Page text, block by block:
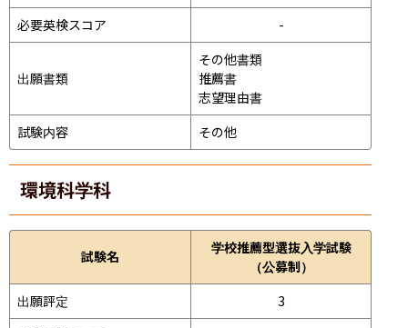
必要英検スコア
-
出願書類
その他書類
推薦書
志望理由書
試験内容
その他
環境科学科
試験名
学校推薦型選抜入学試験
（公募制）
出願評定
3